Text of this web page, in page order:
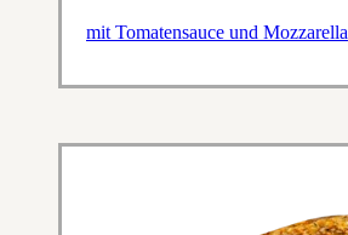
mit Tomatensauce und Mozzarella